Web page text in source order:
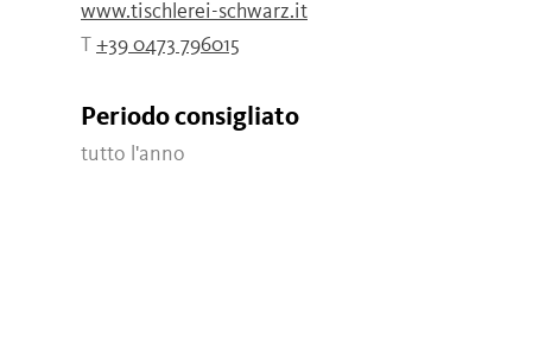
www.tischlerei-schwarz.it
T +39 0473 796015
Periodo consigliato
tutto l'anno